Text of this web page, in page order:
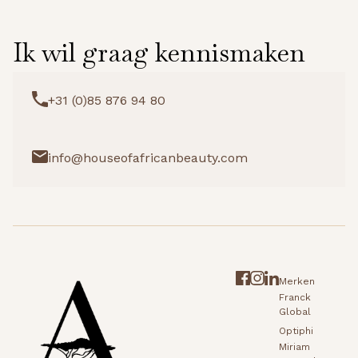
Ik wil graag kennismaken
+31 (0)85 876 94 80
info@houseofafricanbeauty.com
Merken
Franck
Global
Optiphi
Miriam